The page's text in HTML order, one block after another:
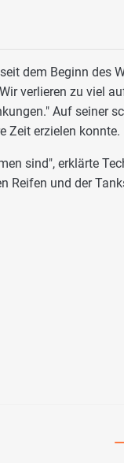
dem Beginn des
verlieren zu viel
Auf seiner
Zeit erzielen konnte.
sind", erklärte
Reifen und der